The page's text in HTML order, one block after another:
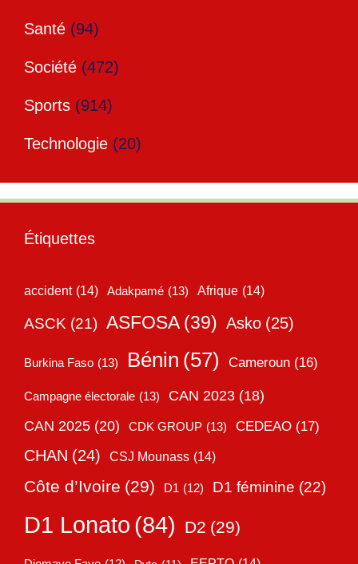
Santé (94)
Société (472)
Sports (914)
Technologie (20)
Étiquettes
accident (14) Adakpamé (13) Afrique (14)
ASCK (21) ASFOSA (39) Asko (25)
Burkina Faso (13) Bénin (57) Cameroun (16)
Campagne électorale (13) CAN 2023 (18)
CAN 2025 (20) CDK GROUP (13) CEDEAO (17)
CHAN (24) CSJ Mounass (14)
Côte d’Ivoire (29) D1 (12) D1 féminine (22)
D1 Lonato (84) D2 (29)